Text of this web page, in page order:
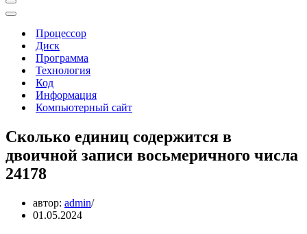
Меню
навигации
Меню
навигацииПроцессор
Диск
Программа
Технология
Код
Информация
Компьютерный сайт
Сколько единиц содержится в
двоичной записи восьмеричного числа
24178
автор: admin
01.05.2024